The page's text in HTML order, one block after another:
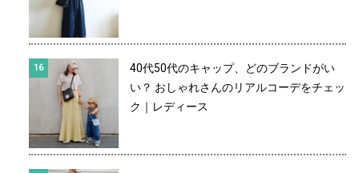
40代50代のキャップ、どのブランドがい
い？ おしゃれさんのリアルコーデをチェッ
ク｜レディース